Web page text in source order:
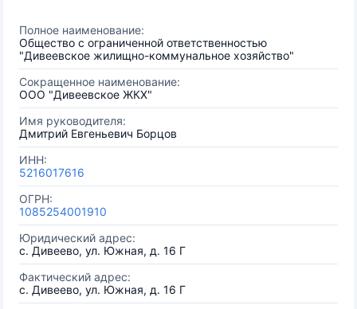
Полное наименование:
Общество с ограниченной ответственностью
"Дивеевское жилищно-коммунальное хозяйство"
Сокращенное наименование:
ООО "Дивеевское ЖКХ"
Имя руководителя:
Дмитрий Евгеньевич Борцов
ИНН:
5216017616
ОГРН:
1085254001910
Юридический адрес:
с. Дивеево, ул. Южная, д. 16 Г
Фактический адрес:
с. Дивеево, ул. Южная, д. 16 Г